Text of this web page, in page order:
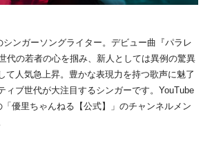
シンガーソングライター。デビュー曲『パラレ
代の若者の心を掴み、新人としては異例の驚異
て人気急上昇。豊かな表現力を持つ歌声に魅了
ィブ世代が大注目するシンガーです。YouTube
優里ちゃんねる【公式】」のチャンネルメン